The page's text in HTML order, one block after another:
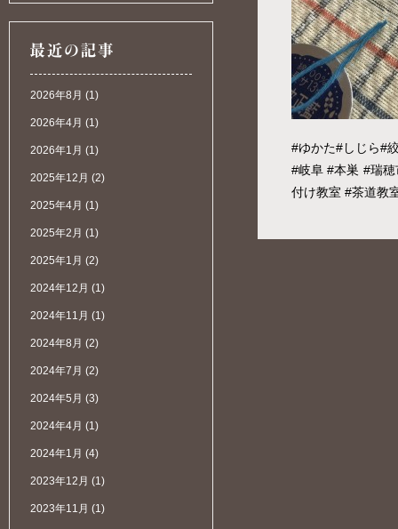
2026年8月 (1)
2026年4月 (1)
2026年1月 (1)
2025年12月 (2)
2025年4月 (1)
2025年2月 (1)
2025年1月 (2)
2024年12月 (1)
2024年11月 (1)
2024年8月 (2)
2024年7月 (2)
2024年5月 (3)
2024年4月 (1)
2024年1月 (4)
2023年12月 (1)
2023年11月 (1)
#ゆかた#しじら#
#岐阜 #本巣 #瑞
付け教室 #茶道教